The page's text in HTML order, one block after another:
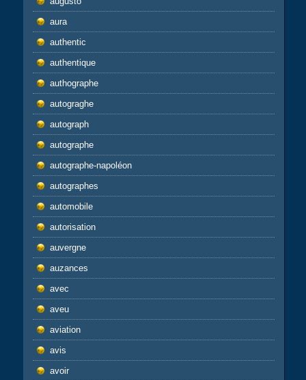
aura
authentic
authentique
authographe
autograghe
autograph
autographe
autographe-napoléon
autographes
automobile
autorisation
auvergne
auzances
avec
aveu
aviation
avis
avoir